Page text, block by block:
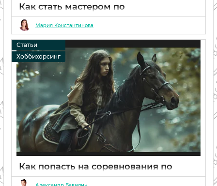
Как стать мастером по
хоббихорсингу и достичь звания
мастера спорта
20 02 2024 0
Мария Константинова
Статьи
Хоббихорсинг
Как попасть на соревнования по
хоббихорсингу и улучшить навыки